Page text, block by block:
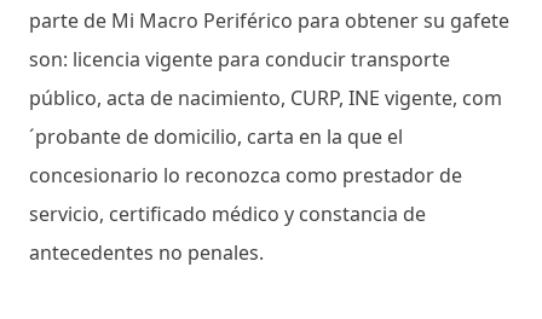
parte de Mi Macro Periférico para obtener su gafete
son: licencia vigente para conducir transporte
público, acta de nacimiento, CURP, INE vigente, com
´probante de domicilio, carta en la que el
concesionario lo reconozca como prestador de
servicio, certificado médico y constancia de
antecedentes no penales.